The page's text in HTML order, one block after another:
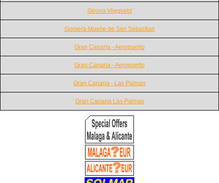
Girona Vliegveld
Gomera-Muelle de San Sebastian
Gran Canaria - Aeropuerto
Gran Canaria - Aeropuerto
Gran Canaria - Las Palmas
Gran Canaria Las Palmas